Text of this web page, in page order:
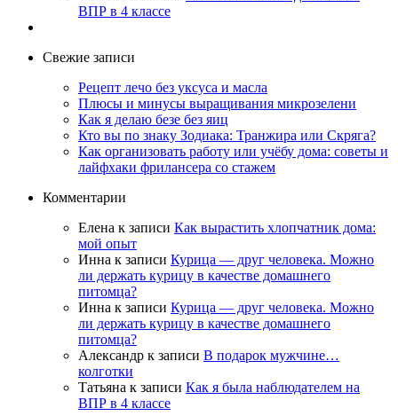
ВПР в 4 классе
Свежие записи
Рецепт лечо без уксуса и масла
Плюсы и минусы выращивания микрозелени
Как я делаю безе без яиц
Кто вы по знаку Зодиака: Транжира или Скряга?
Как организовать работу или учёбу дома: советы и
лайфхаки фрилансера со стажем
Комментарии
Елена к записи Как вырастить хлопчатник дома:
мой опыт
Инна к записи Курица — друг человека. Можно
ли держать курицу в качестве домашнего
питомца?
Инна к записи Курица — друг человека. Можно
ли держать курицу в качестве домашнего
питомца?
Александр к записи В подарок мужчине…
колготки
Татьяна к записи Как я была наблюдателем на
ВПР в 4 классе